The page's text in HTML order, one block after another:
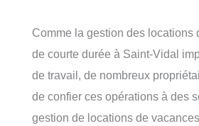
Comme la gestion des locations
de courte durée à Saint-Vidal
de travail, de nombreux
de confier ces opérations à des
gestion de locations de